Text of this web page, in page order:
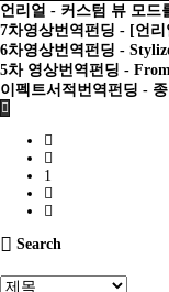
언리얼 - 커스텀 뷰 모
7차영상번역펀딩 - [언리
6차영상번역펀딩 -
5차 영상번역펀딩 -
이펙트서적번역펀딩 -
1
Search